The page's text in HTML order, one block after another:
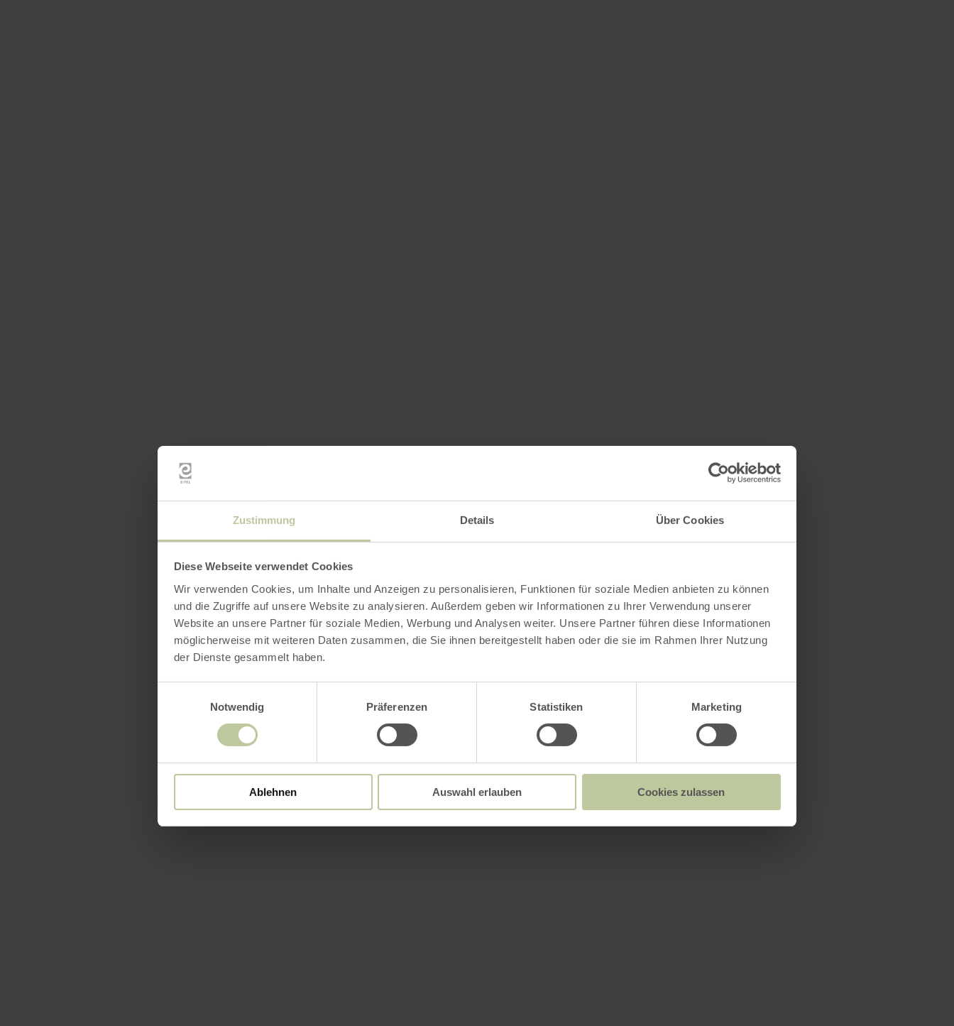
Zustimmung Details Über Cookies
Diese Webseite verwendet Cookies
Wir verwenden Cookies, um Inhalte und Anzeigen zu personalisieren, Funktionen für soziale Medien anbieten zu können
und die Zugriffe auf unsere Website zu analysieren. Außerdem geben wir Informationen zu Ihrer Verwendung unserer
Website an unsere Partner für soziale Medien, Werbung und Analysen weiter. Unsere Partner führen diese Informationen
möglicherweise mit weiteren Daten zusammen, die Sie ihnen bereitgestellt haben oder die sie im Rahmen Ihrer Nutzung
der Dienste gesammelt haben.
Notwendig
Präferenzen Statistiken Marketing
Ablehnen Auswahl erlauben Cookies zulassen